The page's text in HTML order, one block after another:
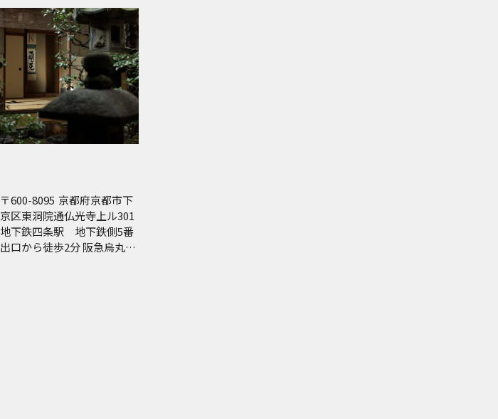
600-8095 京都府京都市下
京区東洞院通仏光寺上ル301
地下鉄四条駅 地下鉄側5番
出口から徒歩2分 阪急烏丸